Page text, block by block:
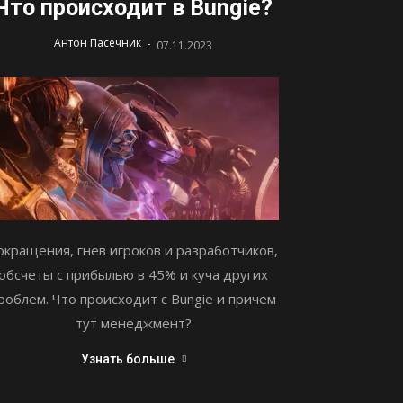
происходит в Bungie?
Антон Пасечник - 07.11.2023
гнев игроков и разработчиков,
с прибылью в 45% и куча других
Что происходит с Bungie и причем
тут менеджмент?
Узнать больше